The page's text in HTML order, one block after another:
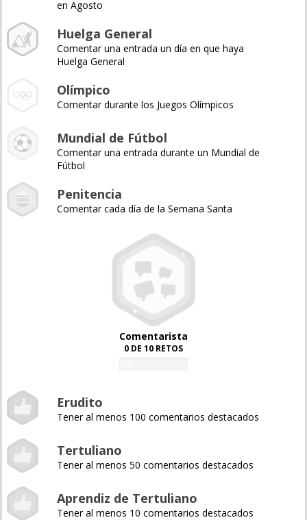
en Agosto
Huelga General
Comentar una entrada un día en que haya
Huelga General
Olímpico
Comentar durante los Juegos Olímpicos
Mundial de Fútbol
Comentar una entrada durante un Mundial de
Fútbol
Penitencia
Comentar cada día de la Semana Santa
Comentarista
0 DE 10 RETOS
Erudito
Tener al menos 100 comentarios destacados
Tertuliano
Tener al menos 50 comentarios destacados
Aprendiz de Tertuliano
Tener al menos 10 comentarios destacados